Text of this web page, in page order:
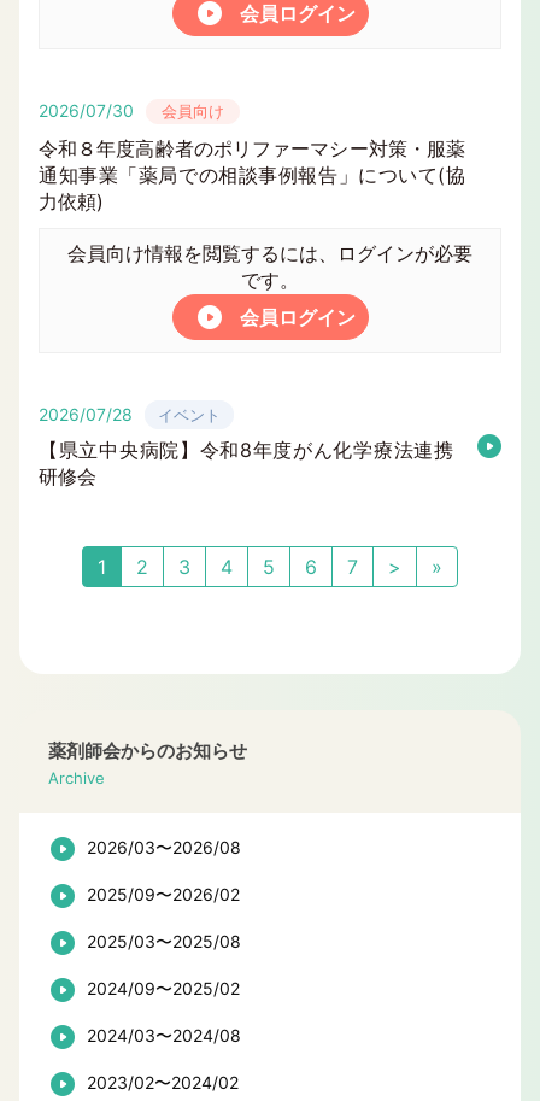
会員ログイン
2026/07/30 会員向け
令和８年度高齢者のポリファーマシー対策・服薬
通知事業「薬局での相談事例報告」について(協
力依頼)
会員向け情報を閲覧するには、ログインが必要
です。
会員ログイン
2026/07/28 イベント
【県立中央病院】令和8年度がん化学療法連携
研修会
1 2 3 4 5 6 7 > »
薬剤師会からのお知らせ
Archive
2026/03〜2026/08
2025/09〜2026/02
2025/03〜2025/08
2024/09〜2025/02
2024/03〜2024/08
2023/02〜2024/02